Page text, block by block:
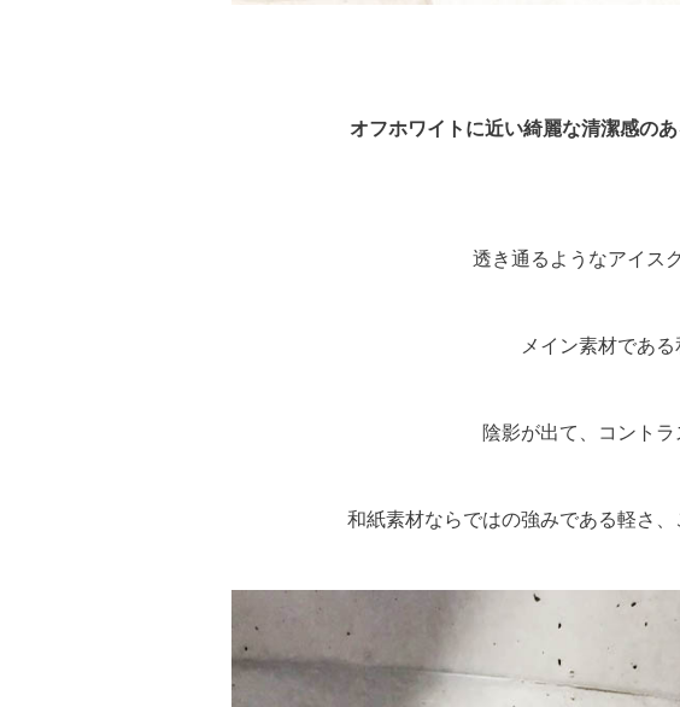
オフホワイトに近い綺麗な清潔感の
透き通るようなアイス
メイン素材であ
陰影が出て、コント
和紙素材ならではの強みである軽さ